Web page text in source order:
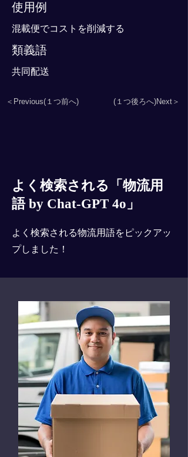
使用例
混載便でコストを削減する
類義語
共同配送
＜Previous(１つ前へ) (１つ後ろへ)Next＞
よく検索される「物流用
語 by Chat-GPT 4o」
よく検索される物流用語をピックアッ
プしました！